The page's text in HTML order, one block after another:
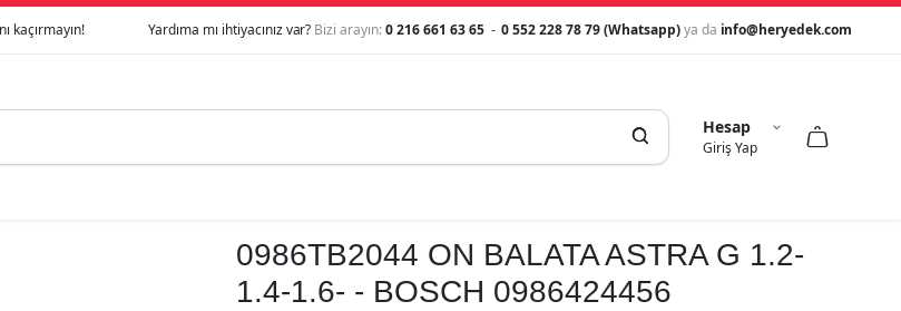
kaçırmayın! Yardıma mı ihtiyacınız var? Bizi arayın:0 216 661 63 65 -0 552 228 78 79 (Whatsapp)ya da info@heryedek.com
 Hesap
Giriş Yap
 
0986TB2044 ON BALATA ASTRA G 1.2-
1.4-1.6- - BOSCH 0986424456